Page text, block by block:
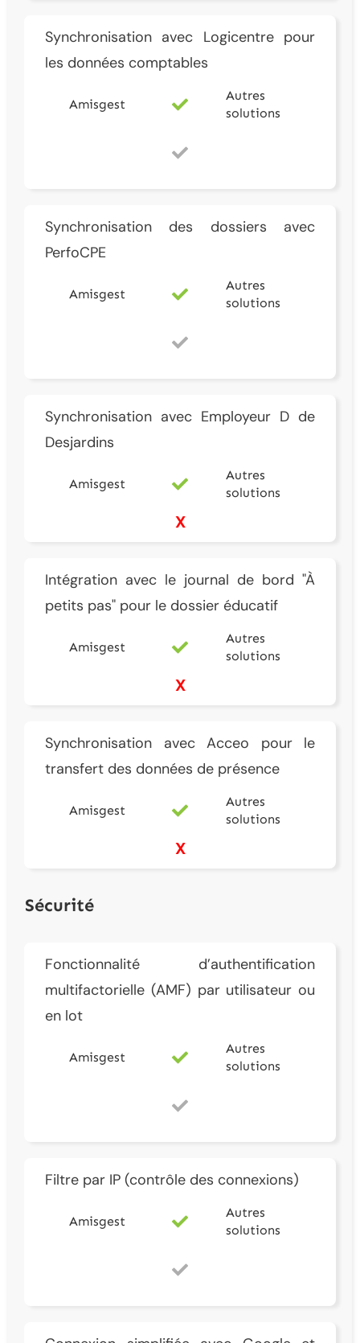
Synchronisation avec Logicentre pour
les données comptables
Amisgest
Autres
solutions
Synchronisation des dossiers avec
PerfoCPE
Amisgest
Autres
solutions
Synchronisation avec Employeur D de
Desjardins
Amisgest
Autres
solutions
X
Intégration avec le journal de bord "À
petits pas" pour le dossier éducatif
Amisgest
Autres
solutions
X
Synchronisation avec Acceo pour le
transfert des données de présence
Amisgest
Autres
solutions
X
Sécurité
Fonctionnalité d’authentification
multifactorielle (AMF) par utilisateur ou
en lot
Amisgest
Autres
solutions
Filtre par IP (contrôle des connexions)
Amisgest
Autres
solutions